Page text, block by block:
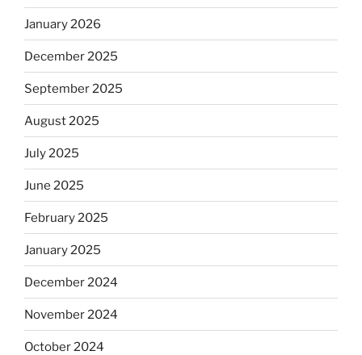
January 2026
December 2025
September 2025
August 2025
July 2025
June 2025
February 2025
January 2025
December 2024
November 2024
October 2024